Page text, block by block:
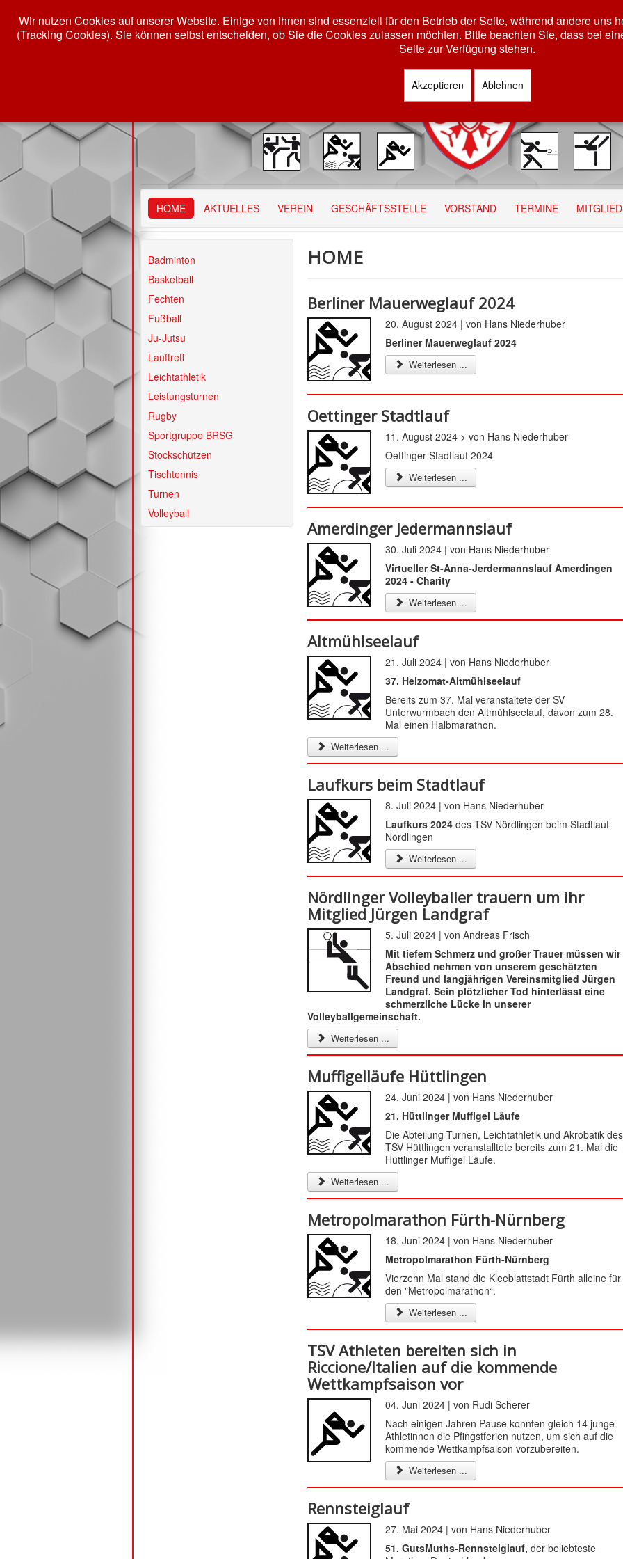
HOME AKTUELLES VEREIN GESCHÄFTSSTELLE VORSTAND TERMINE
Badminton
Basketball
Fechten
Fußball
Ju-Jutsu
Lauftreff
Leichtathletik
Leistungsturnen
Rugby
Sportgruppe BRSG
Stockschützen
Tischtennis
Turnen
Volleyball
HOME
Berliner Mauerweglauf 2024
20. August 2024 | von Hans Niederhuber
Berliner Mauerweglauf 2024
Weiterlesen ...
Oettinger Stadtlauf
11. August 2024 > von Hans Niederhuber
Oettinger Stadtlauf 2024
Weiterlesen ...
Amerdinger Jedermannslauf
30. Juli 2024 | von Hans Niederhuber
Virtueller St-Anna-Jerdermannslauf Amerdingen
2024 - Charity
Weiterlesen ...
Altmühlseelauf
21. Juli 2024 | von Hans Niederhuber
37. Heizomat-Altmühlseelauf
Bereits zum 37. Mal veranstaltete der SV
Unterwurmbach den Altmühlseelauf, davon zum 28.
Mal einen Halbmarathon.
Weiterlesen ...
Laufkurs beim Stadtlauf
8. Juli 2024 | von Hans Niederhuber
Laufkurs 2024 des TSV Nördlingen beim Stadtlauf
Nördlingen
Weiterlesen ...
Nördlinger Volleyballer trauern um ihr
Mitglied Jürgen Landgraf
5. Juli 2024 | von Andreas Frisch
Mit tiefem Schmerz und großer Trauer müssen wir
Abschied nehmen von unserem geschätzten
Freund und langjährigen Vereinsmitglied Jürgen
Landgraf. Sein plötzlicher Tod hinterlässt eine
schmerzliche Lücke in unserer
Volleyballgemeinschaft.
Weiterlesen ...
Muffigelläufe Hüttlingen
24. Juni 2024 | von Hans Niederhuber
21. Hüttlinger Muffigel Läufe
Die Abteilung Turnen, Leichtathletik und Akrobatik
TSV Hüttlingen veranstalltete bereits zum 21. Mal die
Hüttlinger Muffigel Läufe.
Weiterlesen ...
Metropolmarathon Fürth-Nürnberg
18. Juni 2024 | von Hans Niederhuber
Metropolmarathon Fürth-Nürnberg
Vierzehn Mal stand die Kleeblattstadt Fürth alleine für
den "Metropolmarathon“.
Weiterlesen ...
TSV Athleten bereiten sich in
Riccione/Italien auf die kommende
Wettkampfsaison vor
04. Juni 2024 | von Rudi Scherer
Nach einigen Jahren Pause konnten gleich 14 junge
Athletinnen die Pfingstferien nutzen, um sich auf die
kommende Wettkampfsaison vorzubereiten.
Weiterlesen ...
Rennsteiglauf
27. Mai 2024 | von Hans Niederhuber
51. GutsMuths-Rennsteiglauf, der beliebteste
Wir nutzen Cookies auf unserer Website. Einige von ihnen sind essenziell für den Betrieb der Seite, während andere uns
(Tracking Cookies). Sie können selbst entscheiden, ob Sie die Cookies zulassen möchten. Bitte beachten Sie, dass bei
Seite zur Verfügung stehen.
Akzeptieren Ablehnen